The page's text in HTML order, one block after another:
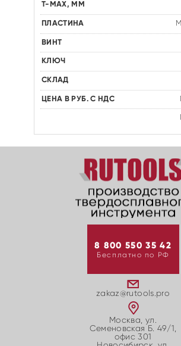
8 800 550 35 42
Бесплатно по РФ
zakaz@rutools.pro
Москва, ул.
Семеновская Б. 49/1,
офис 301